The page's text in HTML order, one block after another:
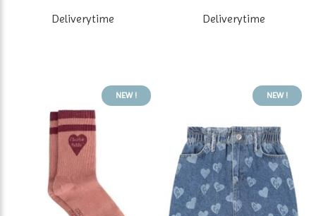
Deliverytime Deliverytime
NEW ! NEW !